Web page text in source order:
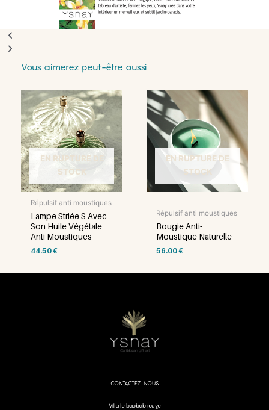
Vous aimerez peut-être aussi
EN RUPTURE DE
STOCK
Répulsif anti moustiques
Lampe Striée S Avec
Son Huile Végétale
Anti Moustiques
44.50€
EN RUPTURE DE
STOCK
Répulsif anti moustiques
Bougie Anti-
Moustique Naturelle
56.00€
CONTACTEZ-NOUS
Villa le baobab rouge